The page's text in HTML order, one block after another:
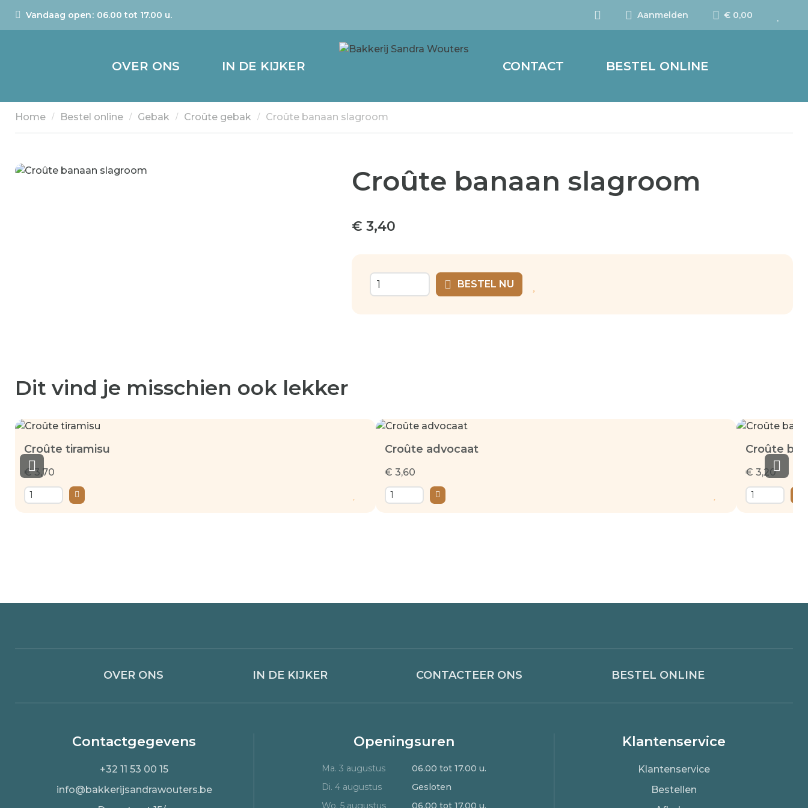
Vandaag open 06.00 tot 17.00 u. Aanmelden € 0,00
OVER ONS IN DE KIJKER CONTACT BESTEL ONLINE
Home Bestel online Gebak Croûte gebak Croûte banaan slagroom
Croûte banaan slagroom
€ 3,40
BESTEL NU
Dit vind je misschien ook lekker
Croûte tiramisu
€ 3,70
Croûte advocaat
€ 3,60
Croûte
€ 3,20
OVER ONS IN DE KIJKER CONTACTEER ONS BESTEL ONLINE
Contactgegevens
+32 11 53 00 15
info@bakkerijsandrawouters.be
Openingsuren
Ma. 3 augustus
06.00 tot 17.00 u.
Di. 4 augustus
Gesloten
Wo. 5 augustus
06.00 tot 17.00 u.
Klantenservice
Klantenservice
Bestellen